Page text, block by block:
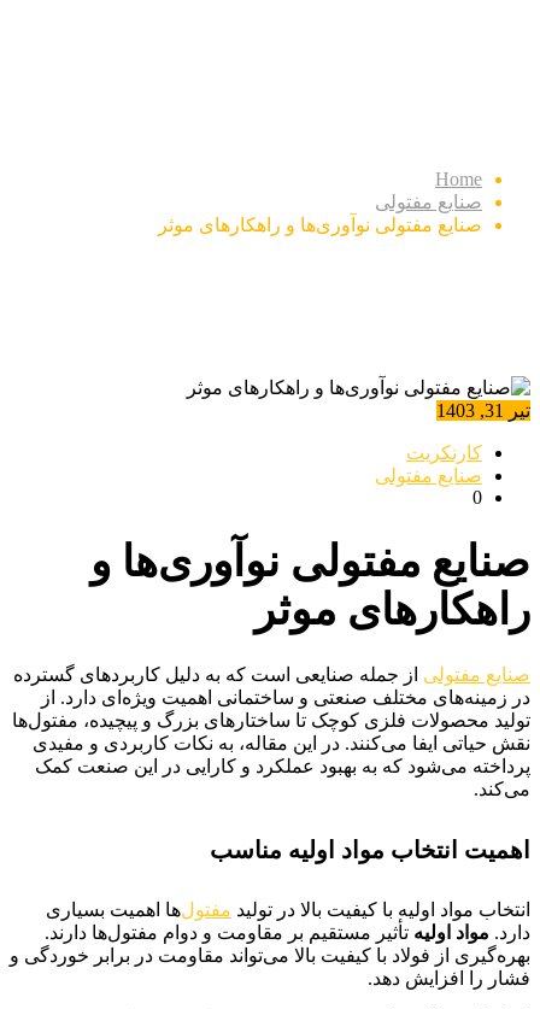
Home
صنایع مفتولی
صنایع مفتولی نوآوری‌ها و راهکارهای موثر
تیر 31, 1403
کارنکریت
صنایع مفتولی
0
صنایع مفتولی نوآوری‌ها و
راهکارهای موثر
صنایع مفتولی از جمله صنایعی است که به دلیل کاربردهای گسترده
در زمینه‌های مختلف صنعتی و ساختمانی اهمیت ویژه‌ای دارد. از
تولید محصولات فلزی کوچک تا ساختارهای بزرگ و پیچیده، مفتول‌ها
نقش حیاتی ایفا می‌کنند. در این مقاله، به نکات کاربردی و مفیدی
پرداخته می‌شود که به بهبود عملکرد و کارایی در این صنعت کمک
می‌کند.
اهمیت انتخاب مواد اولیه مناسب
انتخاب مواد اولیه با کیفیت بالا در تولید مفتول‌ها اهمیت بسیاری
دارد. مواد اولیه تأثیر مستقیم بر مقاومت و دوام مفتول‌ها دارند.
بهره‌گیری از فولاد با کیفیت بالا می‌تواند مقاومت در برابر خوردگی و
فشار را افزایش دهد.